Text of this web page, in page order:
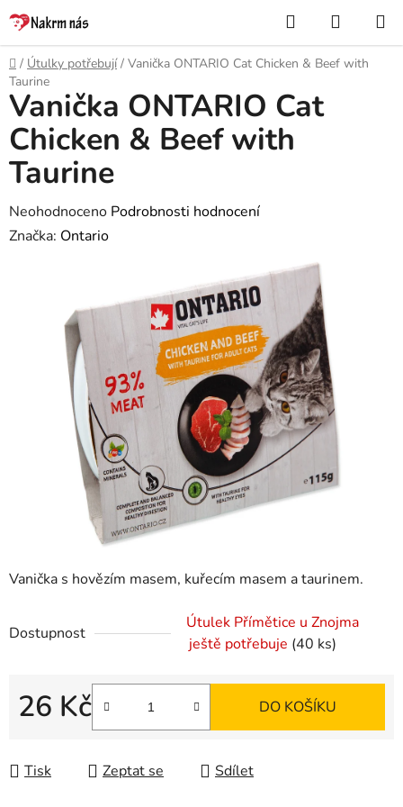
Přejít
na
obsah
Hledat
KOŠÍK
Domů
/ Útulky potřebují / Vanička ONTARIO Cat Chicken & Beef with
Taurine
Vanička s hovězím masem, kuřecím masem a taurinem.
Dostupnost
Útulek Přímětice u Znojma
ještě potřebuje (40 ks)
26 Kč
Měrná cena:
DO KOŠÍKU
Tisk Zeptat se Sdílet
Vanička ONTARIO Cat
Chicken & Beef with
Taurine
Průměrné
hodnocení
hvězdiček.
Neohodnoceno Podrobnosti hodnocení
Značka: Ontario